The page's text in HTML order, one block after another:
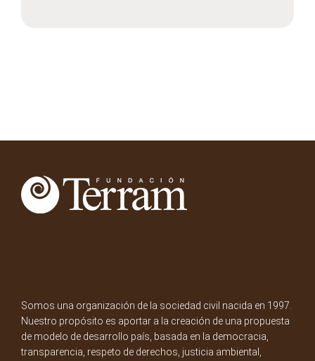
Somos una organización de la sociedad civil nacida en 1997.
Nuestro propósito es aportar a la creación de una propuesta
de modelo de desarrollo país, basada en la democracia,
transparencia, respeto de derechos, justicia ambiental,